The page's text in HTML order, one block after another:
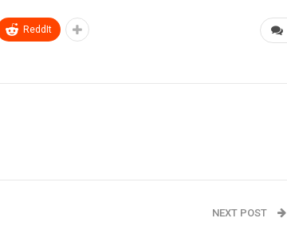
ReddIt
NEXT POST